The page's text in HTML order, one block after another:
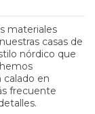
materiales
casas de
nórdico que
en
frecuente